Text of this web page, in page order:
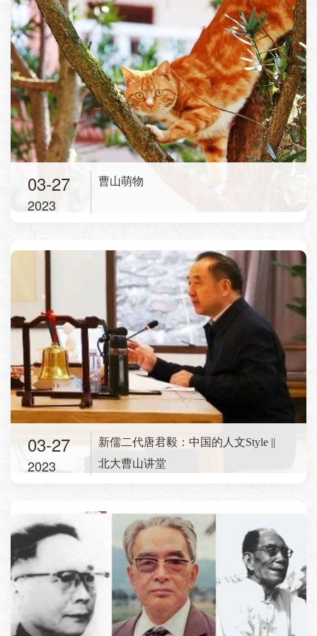
03-27
2023
曹山萌物
03-27
2023
新儒二代唐君毅：中国的人文Style ||
北大曹山讲堂